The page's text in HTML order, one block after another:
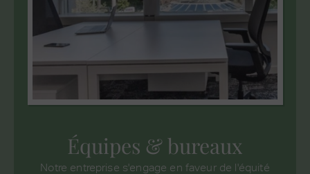
Équipes & bureaux
Notre entreprise s'engage en faveur de l'équité